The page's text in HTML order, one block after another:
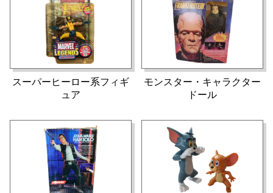
スーパーヒーロー系フィギ
ュア
モンスター・キャラクター
ドール